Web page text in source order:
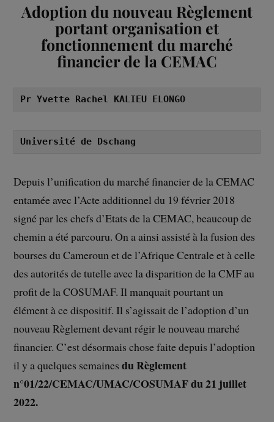
Adoption du nouveau Règlement
portant organisation et
fonctionnement du marché
financier de la CEMAC
Pr Yvette Rachel KALIEU ELONGO
Université de Dschang
Depuis l’unification du marché financier de la CEMAC
entamée avec l’Acte additionnel du 19 février 2018
signé par les chefs d’Etats de la CEMAC, beaucoup de
chemin a été parcouru. On a ainsi assisté à la fusion des
bourses du Cameroun et de l’Afrique Centrale et à celle
des autorités de tutelle avec la disparition de la CMF au
profit de la COSUMAF. Il manquait pourtant un
élément à ce dispositif. Il s’agissait de l’adoption d’un
nouveau Règlement devant régir le nouveau marché
financier. C’est désormais chose faite depuis l’adoption
il y a quelques semainesdu Règlement
n°01/22/CEMAC/UMAC/COSUMAF du 21 juillet
2022.